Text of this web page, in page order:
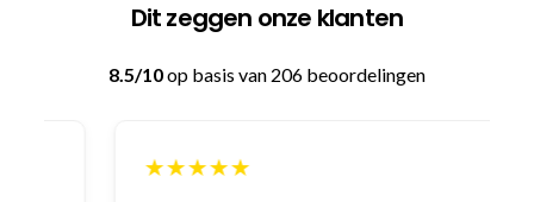
Dit zeggen onze klanten
8.5/10op basis van 206 beoordelingen
★★★★★